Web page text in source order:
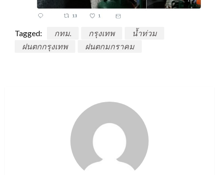
Tagged: กทม. กรุงเทพ
น้ำท่วม
ฝนตกกรุงเทพ
ฝนตกมกราคม